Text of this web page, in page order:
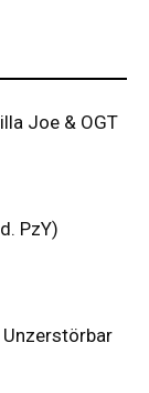
Joe & OGT
PzY)